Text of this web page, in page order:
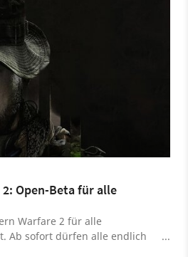
2: Open-Beta für alle
Warfare 2 für alle
Ab sofort dürfen alle endlich